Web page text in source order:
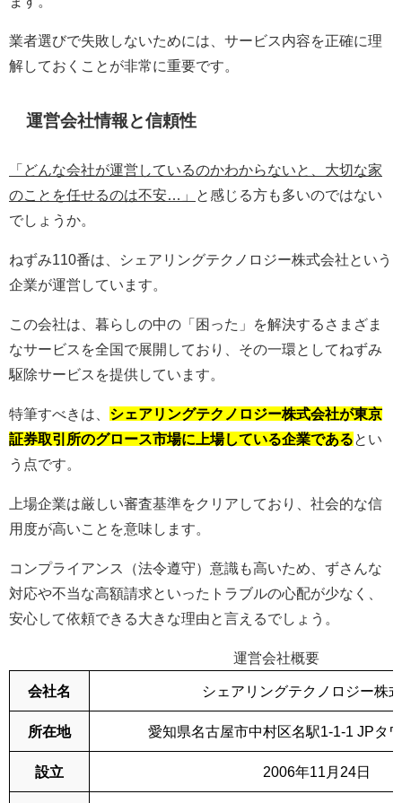
業者選びで失敗しないためには、サービス内容を正確に理
解しておくことが非常に重要です。
運営会社情報と信頼性
「どんな会社が運営しているのかわからないと、大切な家
のことを任せるのは不安…」
と感じる方も多いのではない
でしょうか。
ねずみ110番は、シェアリングテクノロジー株式会社という
企業が運営しています。
この会社は、暮らしの中の「困った」を解決するさまざま
なサービスを全国で展開しており、その一環としてねずみ
駆除サービスを提供しています。
特筆すべきは、 シェアリングテクノロジー株式会社が東京
証券取引所のグロース市場に上場している企業である とい
う点です。
上場企業は厳しい審査基準をクリアしており、社会的な信
用度が高いことを意味します。
コンプライアンス（法令遵守）意識も高いため、ずさんな
対応や不当な高額請求といったトラブルの心配が少なく、
安心して依頼できる大きな理由と言えるでしょう。
運営会社概要
会社名 シェアリングテクノロジー株
所在地 愛知県名古屋市中村区名駅1-1-1 JPタ
設立 2006年11月24日